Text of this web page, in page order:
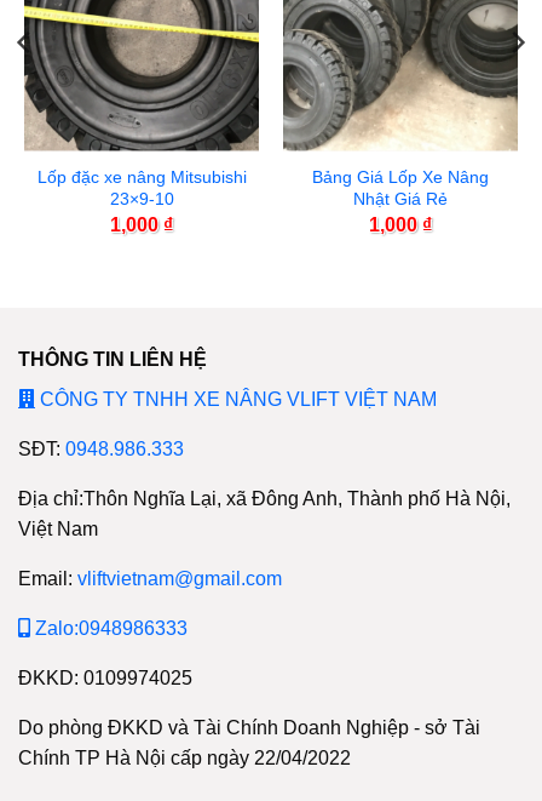
Lốp đặc xe nâng Mitsubishi
23×9-10
1,000 ₫
Bảng Giá Lốp Xe Nâng
Nhật Giá Rẻ
1,000 ₫
THÔNG TIN LIÊN HỆ
CÔNG TY TNHH XE NÂNG VLIFT VIỆT NAM
SĐT: 0948.986.333
Địa chỉ:Thôn Nghĩa Lại, xã Đông Anh, Thành phố Hà Nội,
Việt Nam
Email: vliftvietnam@gmail.com
Zalo:0948986333
ĐKKD: 0109974025
Do phòng ĐKKD và Tài Chính Doanh Nghiệp - sở Tài
Chính TP Hà Nội cấp ngày 22/04/2022